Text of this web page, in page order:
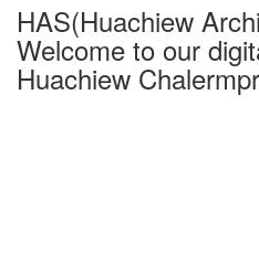
HAS(Huachiew
Welcome to our
Huachiew